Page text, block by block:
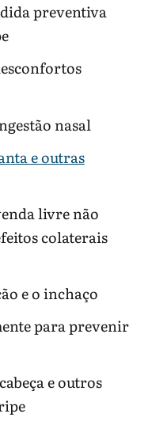
preventiva
nasal
e outras
livre não
colaterais
e o inchaço
para prevenir
e outros